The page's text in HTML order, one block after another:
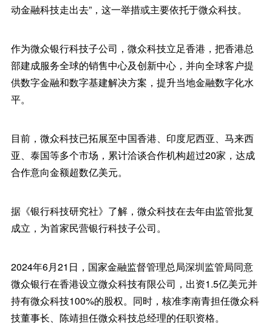
动金融科技走出去”，这一举措或主要依托于微众科技。
作为微众银行科技子公司，微众科技立足香港，把香港总
部建成服务全球的销售中心及创新中心，并向全球客户提
供数字金融和数字基建解决方案，提升当地金融数字化水
平。
目前，微众科技已拓展至中国香港、印度尼西亚、马来西
亚、泰国等多个市场，累计洽谈合作机构超过20家，达成
合作意向金额超数亿美元。
据《银行科技研究社》了解，微众科技在去年由监管批复
成立，为首家民营银行科技子公司。
2024年6月21日，国家金融监督管理总局深圳监管局同意
微众银行在香港设立微众科技有限公司，出资1.5亿美元并
持有微众科技100%的股权。同时，核准李南青担任微众科
技董事长、陈靖担任微众科技总经理的任职资格。